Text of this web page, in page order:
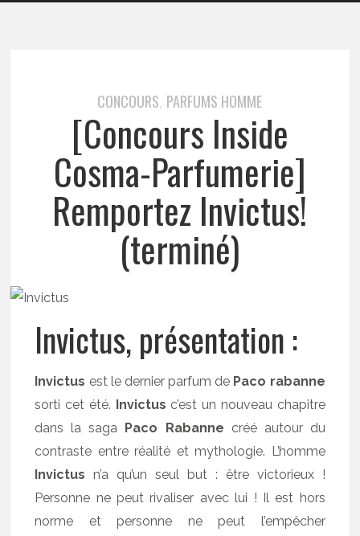
CONCOURS, PARFUMS HOMME
[Concours Inside
Cosma-Parfumerie]
Remportez Invictus!
(terminé)
Invictus, présentation :
Invictus est le dernier parfum de Paco rabanne
sorti cet été. Invictus c’est un nouveau chapitre
dans la saga Paco Rabanne créé autour du
contraste entre réalité et mythologie. L’homme
Invictus n’a qu’un seul but : être victorieux !
Personne ne peut rivaliser avec lui ! Il est hors
norme et personne ne peut l’empêcher